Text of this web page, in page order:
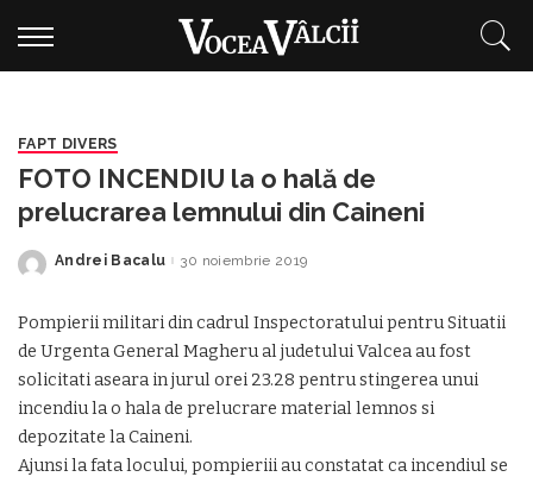
FAPT DIVERS
FOTO INCENDIU la o hală de
prelucrarea lemnului din Caineni
Posted
Andrei Bacalu 30 noiembrie 2019
Pompierii militari din cadrul Inspectoratului pentru Situatii
de Urgenta General Magheru al judetului Valcea au fost
solicitati aseara in jurul orei 23.28 pentru stingerea unui
incendiu la o hala de prelucrare material lemnos si
depozitate la Caineni.
Ajunsi la fata locului, pompieriii au constatat ca incendiul se